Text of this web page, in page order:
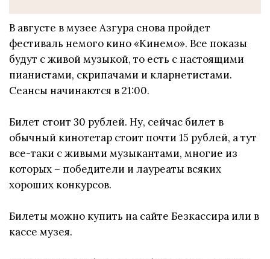
В августе в музее Азгура снова пройдет
фестиваль немого кино «Кинемо». Все показы
будут с живой музыкой, то есть с настоящими
пианистами, скрипачами и кларнетистами.
Сеансы начинаются в 21:00.
Билет стоит 30 рублей. Ну, сейчас билет в
обычный кинотетар стоит почти 15 рублей, а тут
все-таки с живыми музыкантами, многие из
которых – победители и лауреаты всяких
хороших конкурсов.
Билеты можно купить на сайте Безкассира или в
кассе музея.